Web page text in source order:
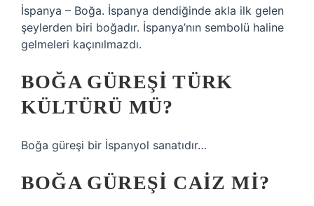
İspanya – Boğa. İspanya dendiğinde akla ilk gelen
şeylerden biri boğadır. İspanya’nın sembolü haline
gelmeleri kaçınılmazdı.
BOĞA GÜREŞI TÜRK
KÜLTÜRÜ MÜ?
Boğa güreşi bir İspanyol sanatıdır…
BOĞA GÜREŞI CAIZ MI?